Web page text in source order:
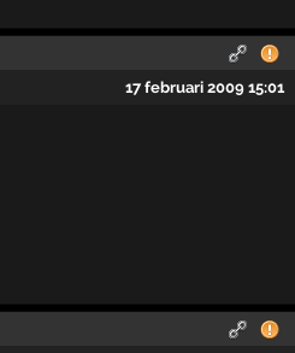
17 februari 2009 15:01